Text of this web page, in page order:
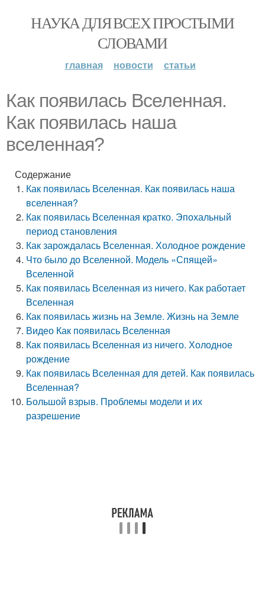
НАУКА ДЛЯ ВСЕХ ПРОСТЫМИ
СЛОВАМИ
главная новости статьи
Как появилась Вселенная.
Как появилась наша
вселенная?
Содержание
Как появилась Вселенная. Как появилась наша
вселенная?
Как появилась Вселенная кратко. Эпохальный
период становления
Как зарождалась Вселенная. Холодное рождение
Что было до Вселенной. Модель «Спящей»
Вселенной
Как появилась Вселенная из ничего. Как работает
Вселенная
Как появилась жизнь на Земле. Жизнь на Земле
Видео Как появилась Вселенная
Как появилась Вселенная из ничего. Холодное
рождение
Как появилась Вселенная для детей. Как появилась
Вселенная?
Большой взрыв. Проблемы модели и их
разрешение